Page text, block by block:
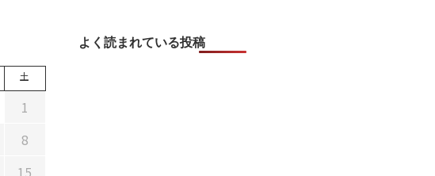
土
1
8
よく読まれている投稿